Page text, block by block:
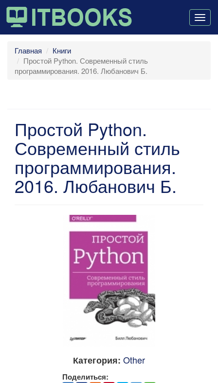
Главная
Книги
Простой Python. Современный стиль
программирования. 2016. Любанович Б.
Простой Python.
Современный стиль
программирования.
2016. Любанович Б.
Категория: Other
Поделиться: